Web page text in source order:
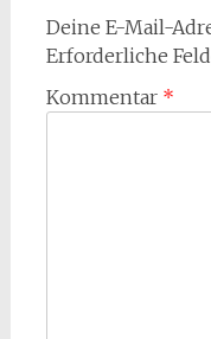
Deine E-Mail-
Erforderliche
Kommentar *